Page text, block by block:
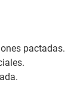
pactadas.